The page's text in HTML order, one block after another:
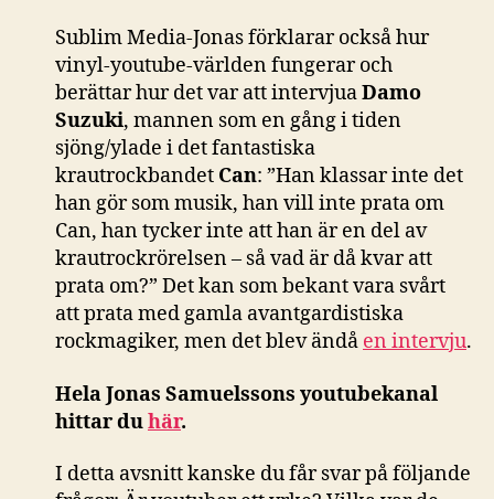
Sublim Media-Jonas förklarar också hur
vinyl-youtube-världen fungerar och
berättar hur det var att intervjuaDamo
Suzuki, mannen som en gång i tiden
sjöng/ylade i det fantastiska
krautrockbandet Can: ”Han klassar inte det
han gör som musik, han vill inte prata om
Can, han tycker inte att han är en del av
krautrockrörelsen – så vad är då kvar att
prata om?” Det kan som bekant vara svårt
att prata med gamla avantgardistiska
rockmagiker, men det blev ändå en intervju.
Hela Jonas Samuelssons youtubekanal
hittar duhär.
I detta avsnitt kanske du får svar på följande